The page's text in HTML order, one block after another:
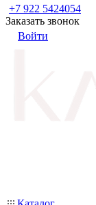
+7 922 5424054
Заказать звонок
Войти